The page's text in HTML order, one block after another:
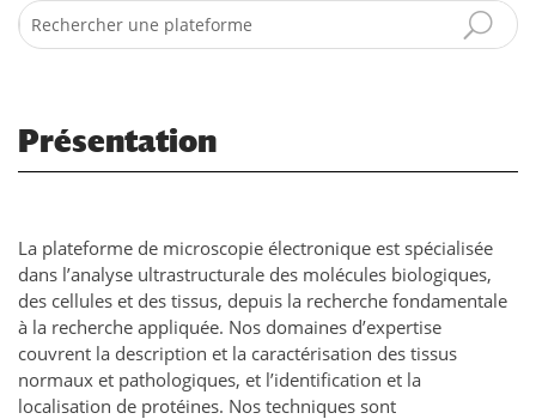
Search
Présentation
La plateforme de microscopie électronique est spécialisée
dans l’analyse ultrastructurale des molécules biologiques,
des cellules et des tissus, depuis la recherche fondamentale
à la recherche appliquée. Nos domaines d’expertise
couvrent la description et la caractérisation des tissus
normaux et pathologiques, et l’identification et la
localisation de protéines. Nos techniques sont